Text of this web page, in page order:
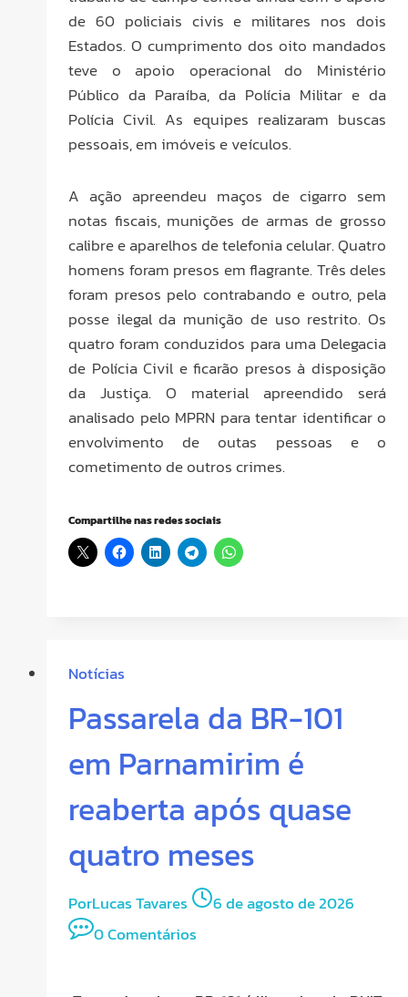
de 60 policiais civis e militares nos dois
Estados. O cumprimento dos oito mandados
teve o apoio operacional do Ministério
Público da Paraíba, da Polícia Militar e da
Polícia Civil. As equipes realizaram buscas
pessoais, em imóveis e veículos.
A ação apreendeu maços de cigarro sem
notas fiscais, munições de armas de grosso
calibre e aparelhos de telefonia celular. Quatro
homens foram presos em flagrante. Três deles
foram presos pelo contrabando e outro, pela
posse ilegal da munição de uso restrito. Os
quatro foram conduzidos para uma Delegacia
de Polícia Civil e ficarão presos à disposição
da Justiça. O material apreendido será
analisado pelo MPRN para tentar identificar o
envolvimento de outas pessoas e o
cometimento de outros crimes.
Compartilhe nas redes sociais
Notícias
Passarela da BR-101
em Parnamirim é
reaberta após quase
quatro meses
PorLucas Tavares
6 de agosto de 2026
0 Comentários